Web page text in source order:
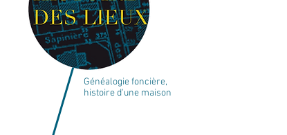
Généalogie foncière,
histoire d'une maison